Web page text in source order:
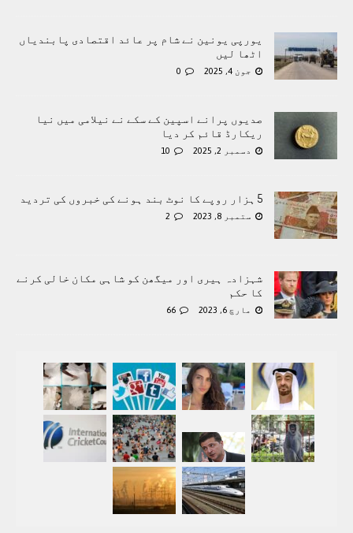
یورپی یونین نے شام پر عائد اقتصادی پابندیاں
اٹھا لیں
جون 4, 2025 0
صدیوں پرانے اسپین کے سکے نے نیلامی میں نیا
ریکارڈ قائم کر دیا
دسمبر 2, 2025 10
5 ہزار روپے کا نوٹ بند ہونے کی خبروں کی تردید
ستمبر 8, 2023 2
شہزادہ ہیری اور میگھن کو شاہی مکان خالی کرنے
کا حکم
مارچ 6, 2023 66